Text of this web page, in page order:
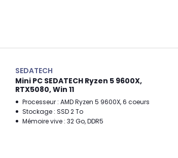
SEDATECH
Mini PC SEDATECH Ryzen 5 9600X,
RTX5080, Win 11
Processeur : AMD Ryzen 5 9600X, 6 coeurs
Stockage : SSD 2 To
Mémoire vive : 32 Go, DDR5